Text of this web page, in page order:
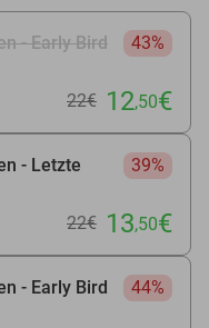
- Early Bird
43%
22€ 12,50€
- Letzte
39%
22€ 13,50€
- Early Bird
44%